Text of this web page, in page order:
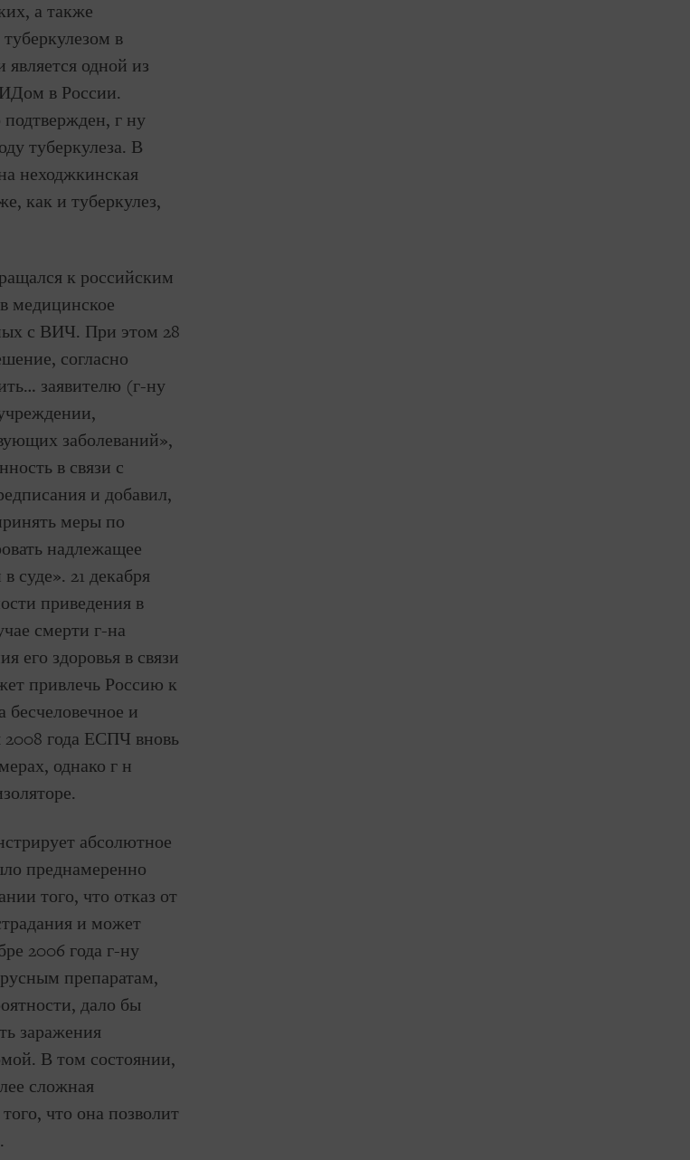
а также
в
одной из
в России.
г ну
туберкулеза. В
неходжкинская
как и туберкулез,
к российским
медицинское
с ВИЧ. При этом 28
согласно
заявителю (г-ну
заболеваний»,
в связи с
и добавил,
меры по
надлежащее
суде». 21 декабря
приведения в
смерти г-на
его здоровья в связи
привлечь Россию к
бесчеловечное и
года ЕСПЧ вновь
однако г н
абсолютное
преднамеренно
того, что отказ от
и может
2006 года г-ну
препаратам,
дало бы
заражения
В том состоянии,
сложная
что она позволит